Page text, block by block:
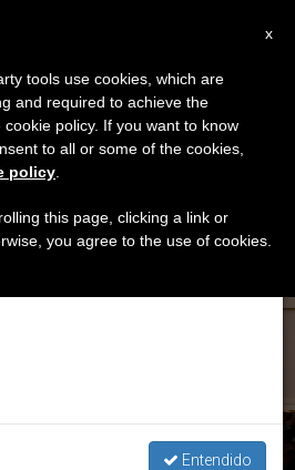
‘cumbre
Vaticano’
la cumbre de alcaldes europeos
×
de agosto haremos la pausa
en el periodo de verano
y también el
Entendido
x
tools use cookies, which are
and required to achieve the
policy. If you want to know
to all or some of the cookies,
policy
this page, clicking a link or
you agree to the use of cookies.